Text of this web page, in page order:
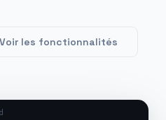
Voir les fonctionnalités